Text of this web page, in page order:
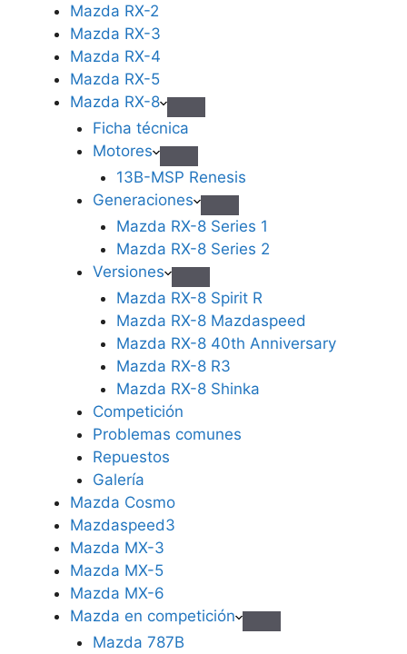
Mazda RX-2
Mazda RX-3
Mazda RX-4
Mazda RX-5
Mazda RX-8
Ficha técnica
Motores
13B-MSP Renesis
Generaciones
Mazda RX-8 Series 1
Mazda RX-8 Series 2
Versiones
Mazda RX-8 Spirit R
Mazda RX-8 Mazdaspeed
Mazda RX-8 40th Anniversary
Mazda RX-8 R3
Mazda RX-8 Shinka
Competición
Problemas comunes
Repuestos
Galería
Mazda Cosmo
Mazdaspeed3
Mazda MX-3
Mazda MX-5
Mazda MX-6
Mazda en competición
Mazda 787B